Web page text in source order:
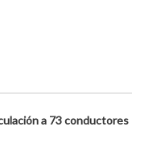
a 73 conductores